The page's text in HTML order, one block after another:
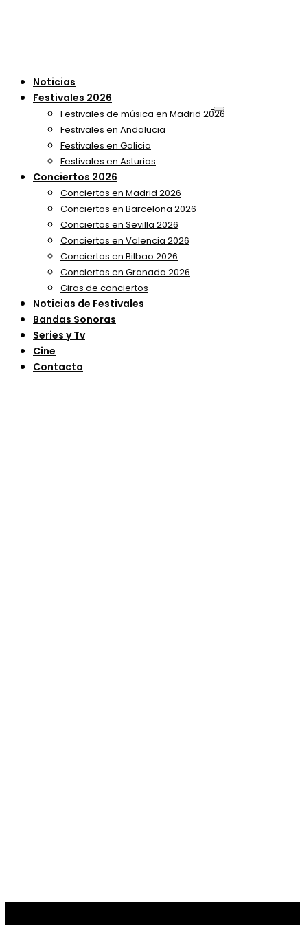
Noticias
Festivales 2026
Festivales de música en Madrid 2026
Festivales en Andalucia
Festivales en Galicia
Festivales en Asturias
Conciertos 2026
Conciertos en Madrid 2026
Conciertos en Barcelona 2026
Conciertos en Sevilla 2026
Conciertos en Valencia 2026
Conciertos en Bilbao 2026
Conciertos en Granada 2026
Giras de conciertos
Noticias de Festivales
Bandas Sonoras
Series y Tv
Cine
Contacto